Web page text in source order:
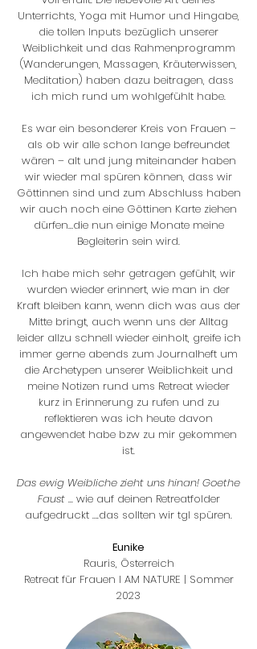
Unterrichts, Yoga mit Humor und Hingabe,
die tollen Inputs bezüglich unserer
Weiblichkeit und das Rahmenprogramm
(Wanderungen, Massagen, Kräuterwissen,
Meditation) haben dazu beitragen, dass
ich mich rund um wohlgefühlt habe.
Es war ein besonderer Kreis von Frauen –
als ob wir alle schon lange befreundet
wären – alt und jung miteinander haben
wir wieder mal spüren können, dass wir
Göttinnen sind und zum Abschluss haben
wir auch noch eine Göttinen Karte ziehen
dürfen…die nun einige Monate meine
Begleiterin sein wird.
Ich habe mich sehr getragen gefühlt, wir
wurden wieder erinnert, wie man in der
Kraft bleiben kann, wenn dich was aus der
Mitte bringt, auch wenn uns der Alltag
leider allzu schnell wieder einholt, greife ich
immer gerne abends zum Journalheft um
die Archetypen unserer Weiblichkeit und
meine Notizen rund ums Retreat wieder
kurz in Erinnerung zu rufen und zu
reflektieren was ich heute davon
angewendet habe bzw zu mir gekommen
ist.
Das ewig Weibliche zieht uns hinan! Goethe
Faust ... wie auf deinen Retreatfolder
aufgedruckt ….das sollten wir tgl spüren.
Eunike
Rauris, Österreich
Retreat für Frauen I AM NATURE | Sommer
2023